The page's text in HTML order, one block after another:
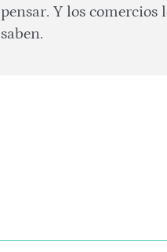
pensar. Y los comercios
saben.